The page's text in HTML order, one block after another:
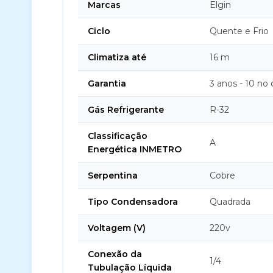
Marcas Elgin
Ciclo Quente e Frio
Climatiza até 16 m
Garantia 3 anos - 10 no
Gás Refrigerante R-32
Classificação
Energética INMETRO
A
Serpentina Cobre
Tipo Condensadora Quadrada
Voltagem (V) 220v
Conexão da
Tubulação Líquida
1/4